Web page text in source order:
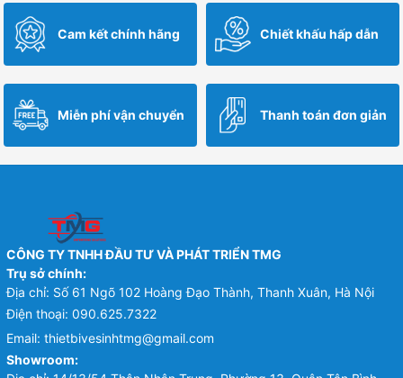
Cam kết chính hãng Chiết khấu hấp dẫn
Miễn phí vận chuyển Thanh toán đơn giản
CÔNG TY TNHH ĐẦU TƯ VÀ PHÁT TRIỂN TMG
Trụ sở chính:
Địa chỉ: Số 61 Ngõ 102 Hoàng Đạo Thành, Thanh Xuân, Hà Nội
Điện thoại: 090.625.7322
Email: thietbivesinhtmg@gmail.com
Showroom: